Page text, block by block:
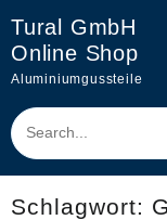
content
Tural GmbH
Online Shop
Aluminiumgussteile
Schlagwort: